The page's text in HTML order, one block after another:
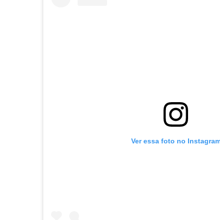
Ver essa foto no